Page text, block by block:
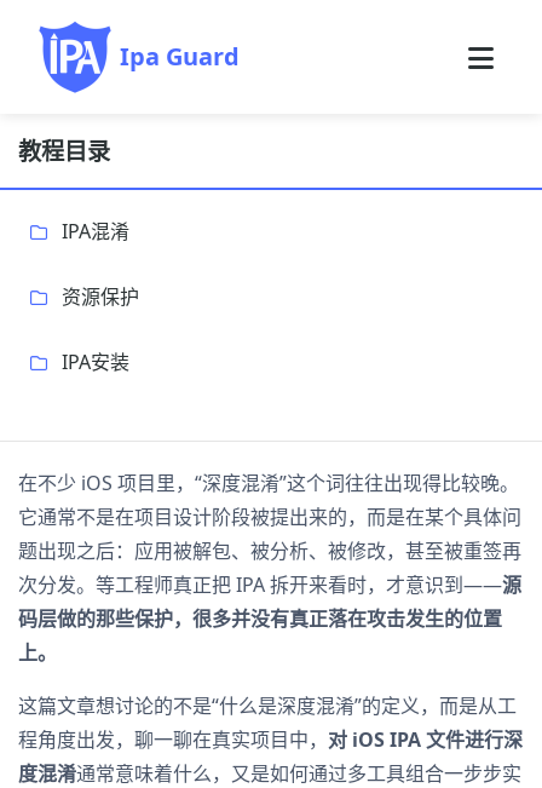
Ipa Guard
教程目录
IPA混淆
资源保护
IPA安装
在不少 iOS 项目里，“深度混淆”这个词往往出现得比较晚。
它通常不是在项目设计阶段被提出来的，而是在某个具体问
题出现之后：应用被解包、被分析、被修改，甚至被重签再
次分发。等工程师真正把 IPA 拆开来看时，才意识到——源
码层做的那些保护，很多并没有真正落在攻击发生的位置
上。
这篇文章想讨论的不是“什么是深度混淆”的定义，而是从工
程角度出发，聊一聊在真实项目中， 对 iOS IPA 文件进行深
度混淆通常意味着什么，又是如何通过多工具组合一步步实